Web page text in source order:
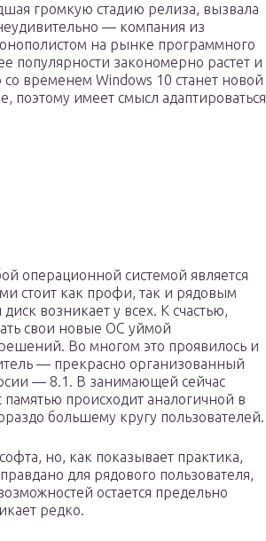
громкую стадию релиза, вызвала
— компания из
на рынке программного
популярности закономерно растет и
временем Windows 10 станет новой
имеет смысл адаптироваться
операционной системой является
стоит как профи, так и рядовым
возникает у всех. К счастью,
свои новые ОС уймой
Во многом это проявилось и
— прекрасно организованный
— 8.1. В занимающей сейчас
памятью происходит аналогичной в
большему кругу пользователей.
но, как показывает практика,
для рядового пользователя,
остается предельно
редко.